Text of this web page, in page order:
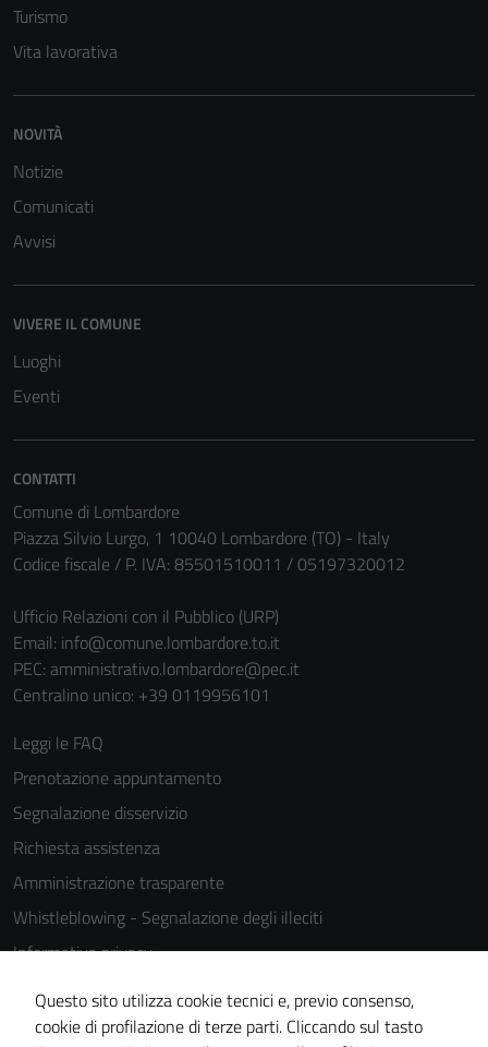
Turismo
Vita lavorativa
NOVITÀ
Notizie
Comunicati
Avvisi
VIVERE IL COMUNE
Luoghi
Eventi
CONTATTI
Comune di Lombardore
Piazza Silvio Lurgo, 1 10040 Lombardore (TO) - Italy
Codice fiscale / P. IVA: 85501510011 / 05197320012
Ufficio Relazioni con il Pubblico (URP)
Email: info@comune.lombardore.to.it
PEC: amministrativo.lombardore@pec.it
Centralino unico: +39 0119956101
Leggi le FAQ
Prenotazione appuntamento
Segnalazione disservizio
Richiesta assistenza
Amministrazione trasparente
Whistleblowing - Segnalazione degli illeciti
Informativa privacy
Cookie Policy
Note legali
Questo sito utilizza cookie tecnici e, previo consenso,
cookie di profilazione di terze parti. Cliccando sul tasto
informazioni
personali.